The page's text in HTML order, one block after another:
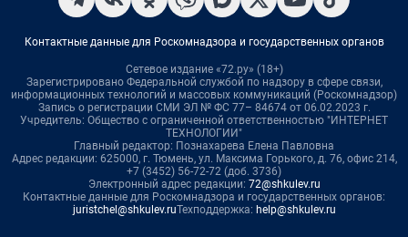
Контактные данные для Роскомнадзора и государственных органов
Сетевое издание «72.ру» (18+)
Зарегистрировано Федеральной службой по надзору в сфере связи,
информационных технологий и массовых коммуникаций (Роскомнадзор)
Запись о регистрации СМИ ЭЛ № ФС 77– 84674 от 06.02.2023 г.
Учредитель: Общество с ограниченной ответственностью "ИНТЕРНЕТ
ТЕХНОЛОГИИ"
Главный редактор: Познахарева Елена Павловна
Адрес редакции: 625000, г. Тюмень, ул. Максима Горького, д. 76, офис 214,
+7 (3452) 56-72-72 (доб. 3736)
Электронный адрес редакции: 72@shkulev.ru
Контактные данные для Роскомнадзора и государственных органов:
juristchel@shkulev.ruТехподдержка: help@shkulev.ru